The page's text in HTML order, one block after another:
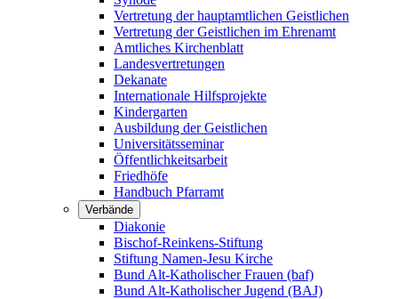
Vertretung der hauptamtlichen Geistlichen
Vertretung der Geistlichen im Ehrenamt
Amtliches Kirchenblatt
Landesvertretungen
Dekanate
Internationale Hilfsprojekte
Kindergarten
Ausbildung der Geistlichen
Universitätsseminar
Öffentlichkeitsarbeit
Friedhöfe
Handbuch Pfarramt
Verbände
Diakonie
Bischof-Reinkens-Stiftung
Stiftung Namen-Jesu Kirche
Bund Alt-Katholischer Frauen (baf)
Bund Alt-Katholischer Jugend (BAJ)